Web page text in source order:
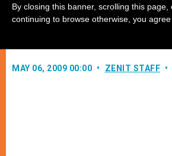
MAY 06, 2009 00:00 ZENIT STAFF
By closing this banner, scrolling this page,
continuing to browse otherwise, you